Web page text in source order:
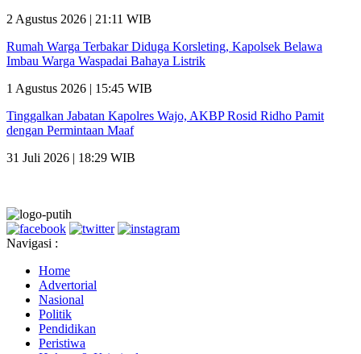
2 Agustus 2026 | 21:11 WIB
Rumah Warga Terbakar Diduga Korsleting, Kapolsek Belawa
Imbau Warga Waspadai Bahaya Listrik
1 Agustus 2026 | 15:45 WIB
Tinggalkan Jabatan Kapolres Wajo, AKBP Rosid Ridho Pamit
dengan Permintaan Maaf
31 Juli 2026 | 18:29 WIB
Navigasi :
Home
Advertorial
Nasional
Politik
Pendidikan
Peristiwa